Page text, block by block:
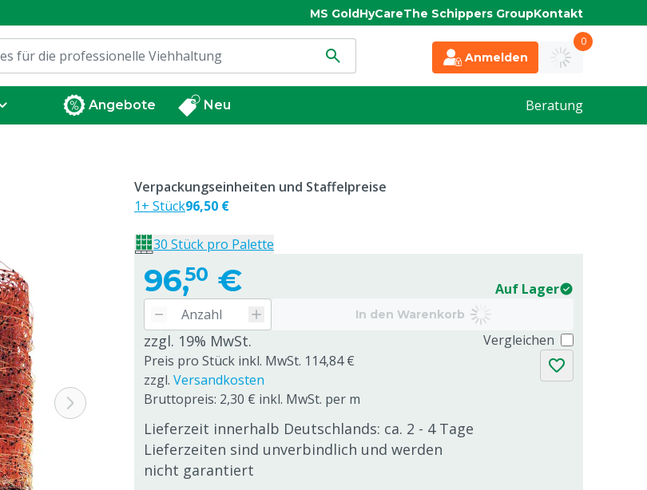
MS GoldHyCareThe Schippers GroupKontakt
Anmelden
0
Angebote Neu Beratung
96,50 € Auf Lager
In den Warenkorb
zzgl. 19% MwSt.
Preis pro Stück inkl. MwSt. 114,84 €
zzgl. Versandkosten
Bruttopreis: 2,30 € inkl. MwSt. per m
Lieferzeit innerhalb Deutschlands: ca. 2 - 4 Tage
Lieferzeiten sind unverbindlich und werden
nicht garantiert
Vergleichen
Verpackungseinheiten und Staffelpreise
1+ Stück96,50 €
30 Stück pro Palette